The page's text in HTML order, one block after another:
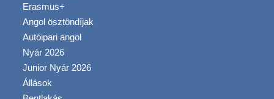
Erasmus+
Angol ösztöndíjak
Autóipari angol
Nyár 2026
Junior Nyár 2026
Állások